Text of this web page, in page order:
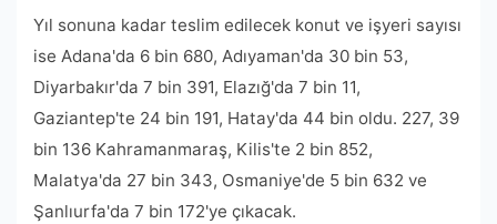
Yıl sonuna kadar teslim edilecek konut ve işyeri sayısı
ise Adana'da 6 bin 680, Adıyaman'da 30 bin 53,
Diyarbakır'da 7 bin 391, Elazığ'da 7 bin 11,
Gaziantep'te 24 bin 191, Hatay'da 44 bin oldu. 227, 39
bin 136 Kahramanmaraş, Kilis'te 2 bin 852,
Malatya'da 27 bin 343, Osmaniye'de 5 bin 632 ve
Şanlıurfa'da 7 bin 172'ye çıkacak.